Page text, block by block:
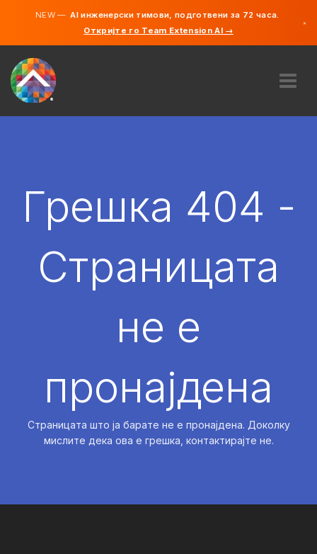
NEW —AI инженерски тимови, подготвени за 72 часа.
Откријте го Team Extension AI →
×
АНГАЖИРАЈ
Грешка 404 -
Страницата
не е
пронајдена
Страницата што ја барате не е пронајдена. Доколку
мислите дека ова е грешка, контактирајте не.